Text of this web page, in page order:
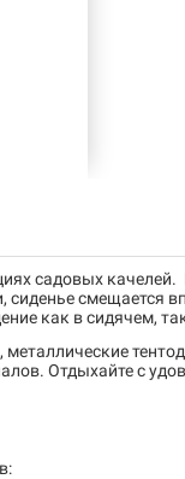
садовых
сиденье
как в сидячем,
Отдыхайте с